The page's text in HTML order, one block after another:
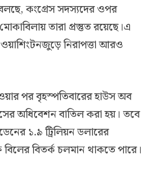
বলছে, কংগ্রেস সদস্যদের ওপর
তারা প্রস্তুত রয়েছে।এ
নিরাপত্তা আরও
পর বৃহস্পতিবারের হাউস অব
অধিবেশন বাতিল করা হয়। তবে
১.৯ ট্রিলিয়ন ডলারের
বিতর্ক চলমান থাকতে পারে।